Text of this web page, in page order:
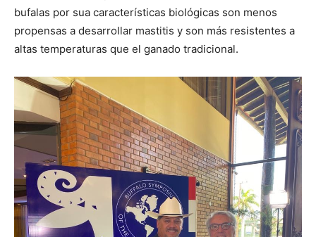
bufalas por sua características biológicas son menos
propensas a desarrollar mastitis y son más resistentes a
altas temperaturas que el ganado tradicional.